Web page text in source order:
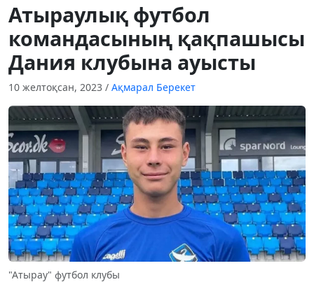
Атыраулық футбол
командасының қақпашысы
Дания клубына ауысты
10 желтоқсан, 2023 / Ақмарал Берекет
"Атырау" футбол клубы